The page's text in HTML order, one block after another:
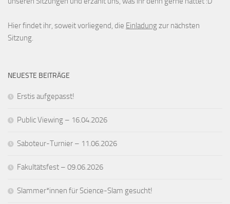
Hier findet ihr, soweit vorliegend, die Einladungzur nächsten
Sitzung.
NEUESTE BEITRÄGE
Erstis aufgepasst!
Public Viewing – 16.04.2026
Saboteur-Turnier – 11.06.2026
Fakultätsfest – 09.06.2026
Slammer*innen für Science-Slam gesucht!